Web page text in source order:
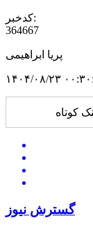
کدخبر:
364667
پریا ابراهیمی
۰۸/۲۳ ۰۰:۳۰:۳۲
گسترش نیوز